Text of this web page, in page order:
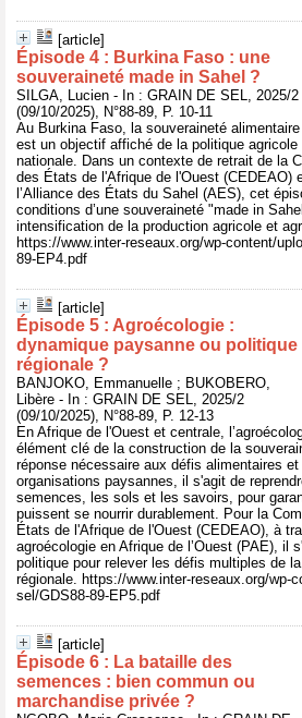
[article]
Épisode 4 : Burkina Faso : une
souveraineté made in Sahel ?
SILGA, Lucien - In : GRAIN DE SEL, 2025/2
(09/10/2025), N°88-89, P. 10-11
Au Burkina Faso, la souveraineté alimentaire
est un objectif affiché de la politique agricole
nationale. Dans un contexte de retrait de la
des États de l'Afrique de l'Ouest (CEDEAO)
l’Alliance des États du Sahel (AES), cet
conditions d’une souveraineté "made in
intensification de la production agricole et
https://www.inter-reseaux.org/wp-content/
89-EP4.pdf
[article]
Épisode 5 : Agroécologie :
dynamique paysanne ou politique
régionale ?
BANJOKO, Emmanuelle ; BUKOBERO,
Libère - In : GRAIN DE SEL, 2025/2
(09/10/2025), N°88-89, P. 12-13
En Afrique de l'Ouest et centrale,
élément clé de la construction de la
réponse nécessaire aux défis alimentaires
organisations paysannes, il s'agit de
semences, les sols et les savoirs, pour
puissent se nourrir durablement. Pour la
États de l'Afrique de l'Ouest (CEDEAO), à
agroécologie en Afrique de l’Ouest (PAE), il
politique pour relever les défis multiples de
régionale. https://www.inter-reseaux.org/wp-
sel/GDS88-89-EP5.pdf
[article]
Épisode 6 : La bataille des
semences : bien commun ou
marchandise privée ?